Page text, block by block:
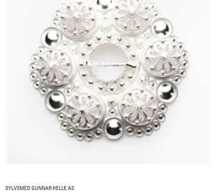
SYLVSMED GUNNAR HELLE AS